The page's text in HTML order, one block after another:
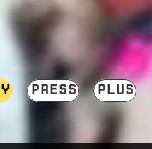
PRESS PLUS